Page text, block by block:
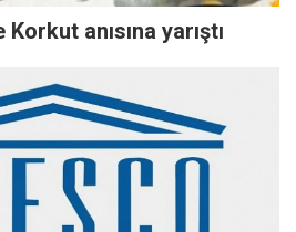
anısına yarıştı